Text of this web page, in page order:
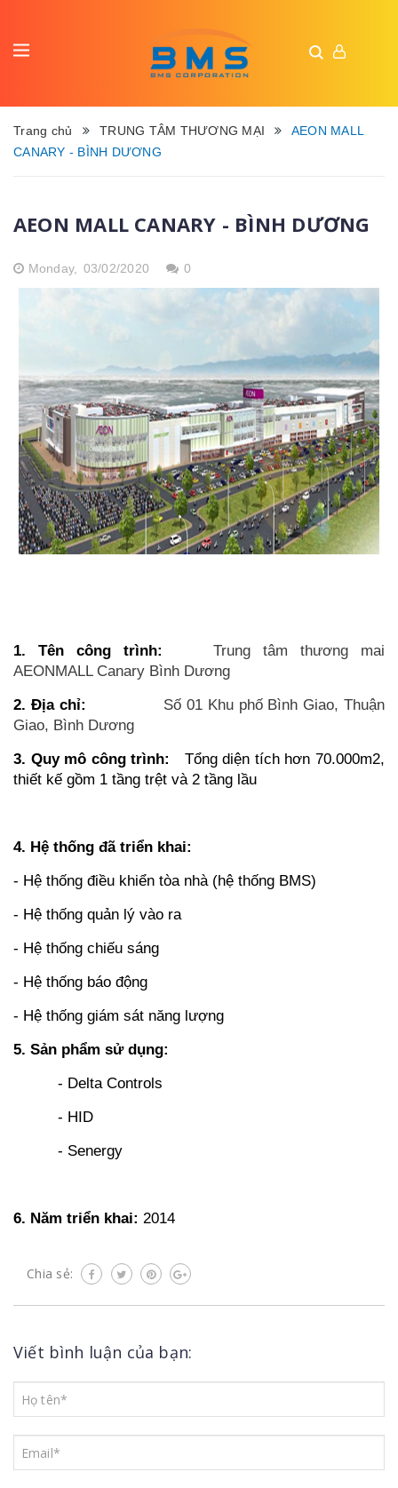
Trang chủ TRUNG TÂM THƯƠNG MẠI
AEON MALL
CANARY - BÌNH DƯƠNG
AEON MALL CANARY - BÌNH DƯƠNG
Monday, 03/02/2020 0
1. Tên công trình: Trung tâm thương mai
AEONMALL Canary Bình Dương
2. Địa chỉ: Số 01 Khu phố Bình Giao, Thuận
Giao, Bình Dương
3. Quy mô công trình: Tổng diện tích hơn 70.000m2,
thiết kế gồm 1 tầng trệt và 2 tầng lầu
4. Hệ thống đã triển khai:
- Hệ thống điều khiển tòa nhà (hệ thống BMS)
- Hệ thống quản lý vào ra
- Hệ thống chiếu sáng
- Hệ thống báo động
- Hệ thống giám sát năng lượng
5. Sản phẩm sử dụng:
- Delta Controls
- HID
- Senergy
6. Năm triển khai: 2014
Chia sẻ:
Viết bình luận của bạn: